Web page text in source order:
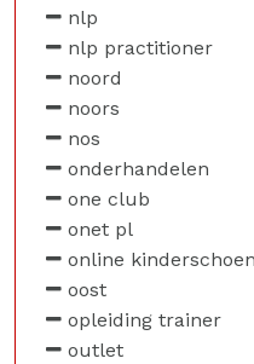
nlp
nlp practitioner
noord
noors
nos
onderhandelen
one club
onet pl
online
oost
opleiding trainer
outlet